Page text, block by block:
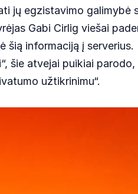
jų egzistavimo galimybė
Gabi Cirlig viešai
šią informaciją į
šie atvejai puikiai
užtikrinimu“.